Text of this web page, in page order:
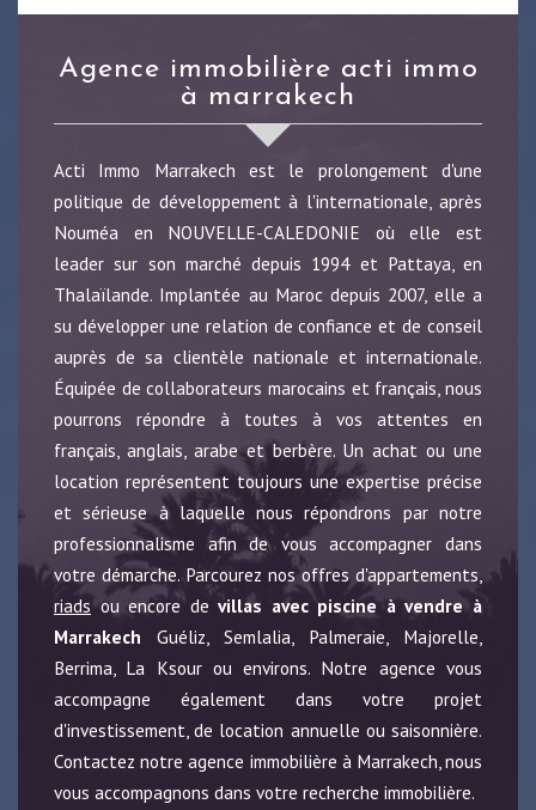
agence immobilière acti immo
à marrakech
Acti Immo Marrakech est le prolongement d'une
politique de développement à l'internationale, après
Nouméa en NOUVELLE-CALEDONIE où elle est
leader sur son marché depuis 1994 et Pattaya, en
Thalaïlande. Implantée au Maroc depuis 2007, elle a
su développer une relation de confiance et de conseil
auprès de sa clientèle nationale et internationale.
Équipée de collaborateurs marocains et français, nous
pourrons répondre à toutes à vos attentes en
français, anglais, arabe et berbère. Un achat ou une
location représentent toujours une expertise précise
et sérieuse à laquelle nous répondrons par notre
professionnalisme afin de vous accompagner dans
votre démarche. Parcourez nos offres d'appartements,
riads ou encore devillas avec piscine à vendre à
Marrakech Guéliz, Semlalia, Palmeraie, Majorelle,
Berrima, La Ksour ou environs. Notre agence vous
accompagne également dans votre projet
d'investissement, de location annuelle ou saisonnière.
Contactez notre agence immobilière à Marrakech, nous
vous accompagnons dans votre recherche immobilière.